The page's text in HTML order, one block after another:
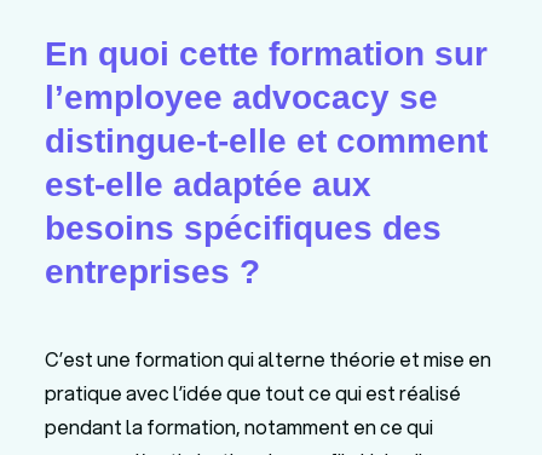
En quoi cette formation sur
l’employee advocacy se
distingue-t-elle et comment
est-elle adaptée aux
besoins spécifiques des
entreprises ?
C’est une formation qui alterne théorie et mise en
pratique avec l’idée que tout ce qui est réalisé
pendant la formation, notamment en ce qui